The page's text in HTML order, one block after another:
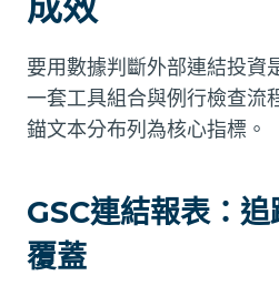
要用數據判斷外部連結投資
一套工具組合與例行檢查流
錨文本分布列為核心指標。
GSC連結報表：追
覆蓋